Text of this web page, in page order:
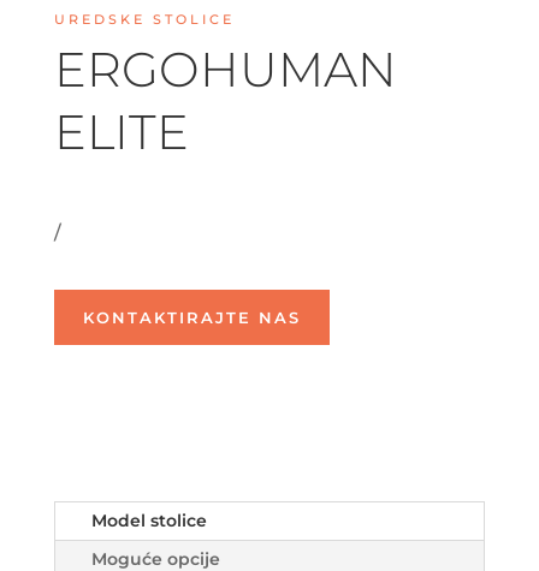
UREDSKE STOLICE
ERGOHUMAN
ELITE
/
KONTAKTIRAJTE NAS
Model stolice
Moguće opcije